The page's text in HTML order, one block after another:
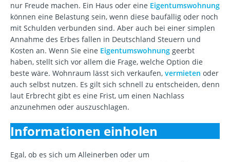
nur Freude machen. Ein Haus oder eine Eigentumswohnung
können eine Belastung sein, wenn diese baufällig oder noch
mit Schulden verbunden sind. Aber auch bei einer simplen
Annahme des Erbes fallen in Deutschland Steuern und
Kosten an. Wenn Sie eine Eigentumswohnung geerbt
haben, stellt sich vor allem die Frage, welche Option die
beste wäre. Wohnraum lässt sich verkaufen, vermieten oder
auch selbst nutzen. Es gilt sich schnell zu entscheiden, denn
laut Erbrecht gibt es eine Frist, um einen Nachlass
anzunehmen oder auszuschlagen.
Informationen einholen
Egal, ob es sich um Alleinerben oder um